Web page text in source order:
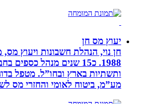
יעוץ מס חן
חן נוי, הנהלת חשבונות ויעוץ מס,
1988. כ15 שנים מנהל כספים
ותשתיות בארץ ובחו”ל. מטפל בדוחות
מע”מ, ביטוח לאומי והחזרי מס